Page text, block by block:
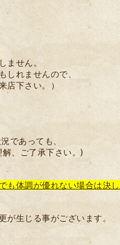
ません。
れませんので、
下さい。）
であっても、
、ご了承下さい。)
も体調が優れない場合は決し
が生じる事がございます。